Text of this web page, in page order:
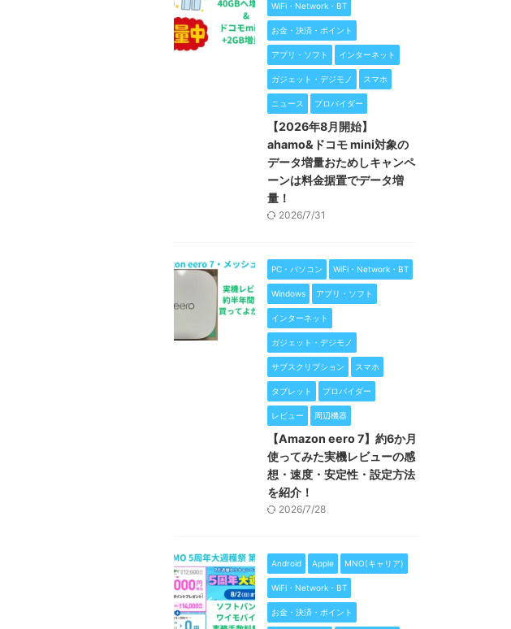
WiFi・Network・BT
お金・決済・ポイント
アプリ・ソフト インターネット
ガジェット・デジモノ スマホ
ニュース プロバイダー
【2026年8月開始】
ahamo&ドコモ mini対象の
データ増量おためしキャンペ
ーンは料金据置でデータ増
量！
2026/7/31
PC・パソコン WiFi・Network・BT
Windows アプリ・ソフト
インターネット
ガジェット・デジモノ
サブスクリプション スマホ
タブレット プロバイダー
レビュー 周辺機器
【Amazon eero 7】約6か月
使ってみた実機レビューの感
想・速度・安定性・設定方法
を紹介！
2026/7/28
Android Apple MNO(キャリア)
WiFi・Network・BT
お金・決済・ポイント